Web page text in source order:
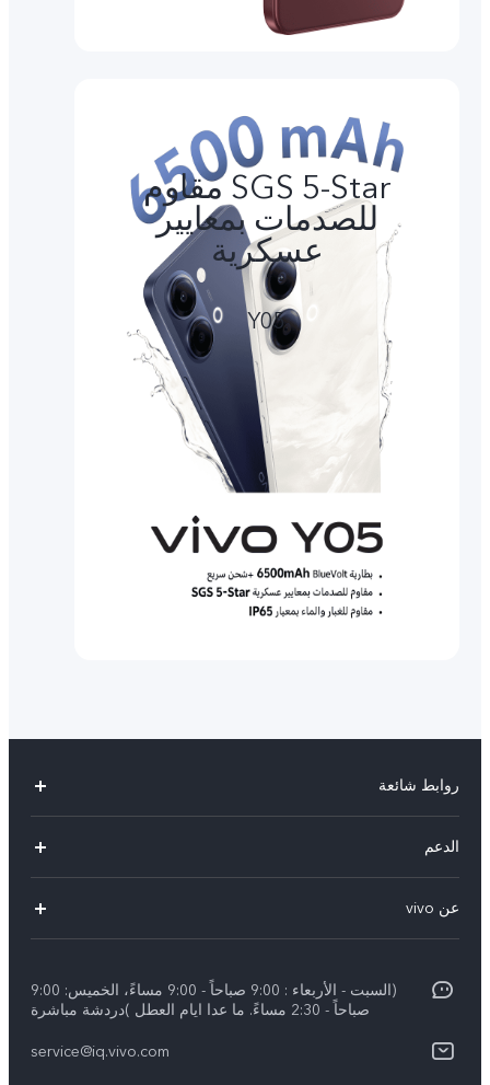
SGS 5-Star مقاوم
للصدمات بمعايير
عسكرية
Y05
روابط شائعة
V30 Lite
كل الموديلات
الدعم
Funtouch OS
عن vivo
الإشعارات القانونية
نبذة عنا
(السبت - الأربعاء : 9:00 صباحاً - 9:00 مساءً، الخميس: 9:00
صباحاً - 2:30 مساءً. ما عدا ايام العطل )دردشة مباشرة
service@iq.vivo.com